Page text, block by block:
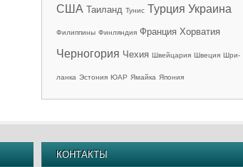
США Таиланд Тунис Турция Украина
Филиппины Финляндия Франция Хорватия
Черногория Чехия Швейцария Швеция Шри-
ланка Эстония ЮАР Ямайка Япония
КОНТАКТЫ